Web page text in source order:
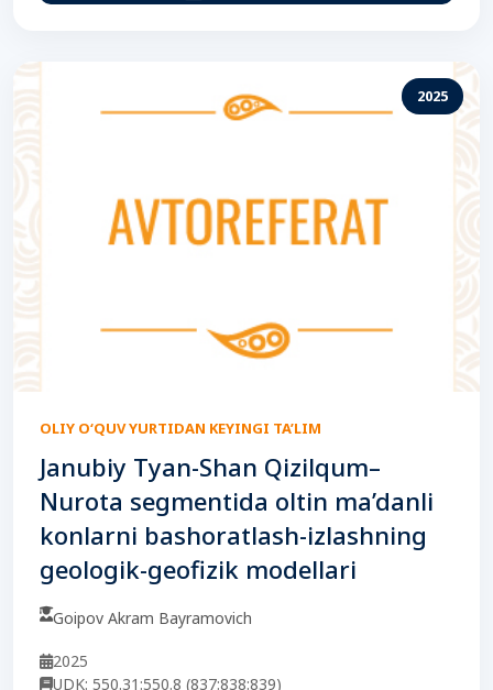
2025
OLIY O‘QUV YURTIDAN KEYINGI TA’LIM
Janubiy Tyan-Shan Qizilqum–
Nurota segmentida oltin ma’danli
konlarni bashoratlash-izlashning
geologik-geofizik modellari
Goipov Akram Bayramovich
2025
UDK: 550.31:550.8 (837:838:839)